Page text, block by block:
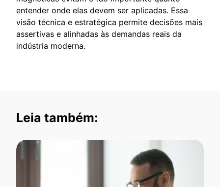
entender onde elas devem ser aplicadas. Essa
visão técnica e estratégica permite decisões mais
assertivas e alinhadas às demandas reais da
indústria moderna.
Leia também: